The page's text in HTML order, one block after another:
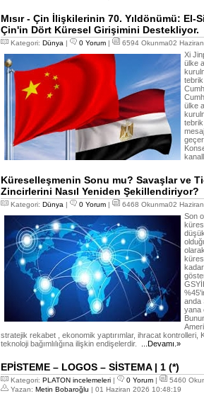
Mısır - Çin İlişkilerinin 70. Yıldönümü:
Çin'in Dört Küresel Girişimini Destekliyor.
Kategori: Dünya | 0 Yorum | 6594 Okunma02
Xi
ülke
tebrik
ülke
tebrik
Küreselleşmenin Sonu mu? Savaşlar ve
Zincirlerini Nasıl Yeniden Şekillendiriyor?
Kategori: Dünya | 0 Yorum | 6468 Okunma02
Son
anda
yana
stratejik rekabet , ekonomik yaptırımlar, ihracat kontrolleri,
teknoloji bağımlılığına ilişkin endişelerdir.
...Devamı.»
EPİSTEME – LOGOS – SİSTEMA | 1 (*)
Kategori: PLATON incelemeleri | 0 Yorum |
5460
Yazan: Metin Bobaroğlu | 01 Haziran 2026 10:48:19